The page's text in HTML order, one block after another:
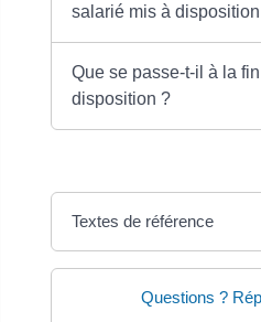
salarié mis à
Que se passe-t-il à la
disposition ?
Textes de référence
Questions ?